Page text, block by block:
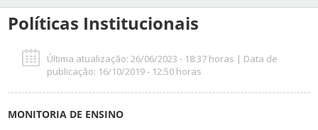
Políticas Institucionais
Última atualização: 26/06/2023 - 18:37 horas | Data de
publicação: 16/10/2019 - 12:50 horas
MONITORIA DE ENSINO